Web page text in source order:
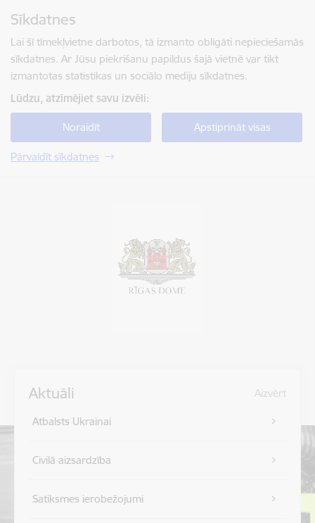
Sīkdatnes
Lai šī tīmekļvietne darbotos, tā izmanto obligāti nepieciešamās
sīkdatnes. Ar Jūsu piekrišanu papildus šajā vietnē var tikt
izmantotas statistikas un sociālo mediju sīkdatnes.
Lūdzu, atzīmējiet savu izvēli:
Noraidīt Apstiprināt visas
Pārvaldīt sīkdatnes
Aktuāli Aizvērt
Atbalsts Ukrainai
Civilā aizsardzība
Satiksmes ierobežojumi